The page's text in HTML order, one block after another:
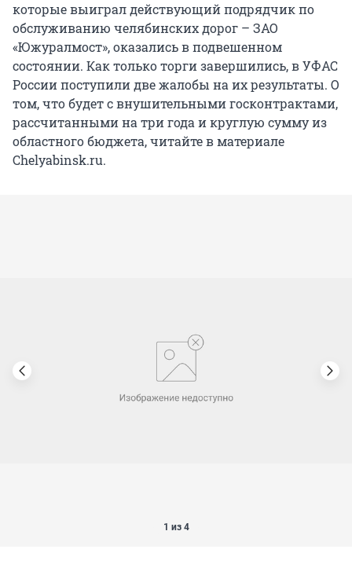
которые выиграл действующий подрядчик по
обслуживанию челябинских дорог – ЗАО
«Южуралмост», оказались в подвешенном
состоянии. Как только торги завершились, в УФАС
России поступили две жалобы на их результаты. О
том, что будет с внушительными госконтрактами,
рассчитанными на три года и круглую сумму из
областного бюджета, читайте в материале
Chelyabinsk.ru.
1 из 4